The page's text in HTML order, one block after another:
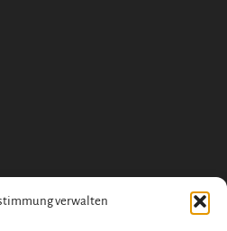
verwalten